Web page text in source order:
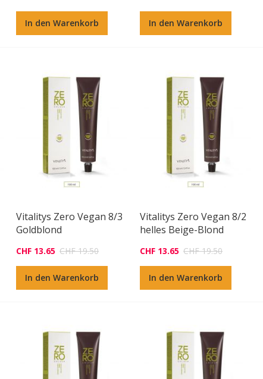
In den Warenkorb In den Warenkorb
Vitalitys Zero Vegan 8/3
Goldblond
CHF 13.65 CHF 19.50
In den Warenkorb
Vitalitys Zero Vegan 8/2
helles Beige-Blond
CHF 13.65 CHF 19.50
In den Warenkorb